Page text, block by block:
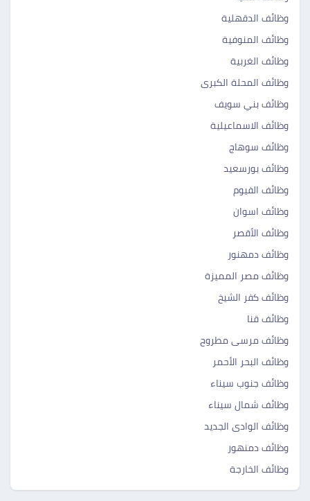
وظائف الدقهلية
وظائف المنوفية
وظائف الغربية
وظائف المحلة الكبرى
وظائف بني سويف
وظائف الاسماعيلية
وظائف سوهاج
وظائف بورسعيد
وظائف الفيوم
وظائف اسوان
وظائف الأقصر
وظائف دمهنور
وظائف مصر المميزة
وظائف كفر الشيخ
وظائف قنا
وظائف مرسى مطروح
وظائف البحر الأحمر
وظائف جنوب سيناء
وظائف شمال سيناء
وظائف الوادى الجديد
وظائف دمنهور
وظائف الخارجة